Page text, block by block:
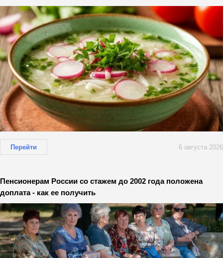
Перейти 6 августа 2026
Пенсионерам России со стажем до 2002 года положена
доплата - как ее получить